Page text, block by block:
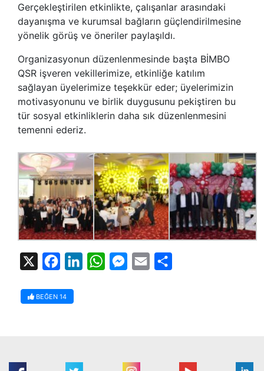
Gerçekleştirilen etkinlikte, çalışanlar arasındaki
dayanışma ve kurumsal bağların güçlendirilmesine
yönelik görüş ve öneriler paylaşıldı.
Organizasyonun düzenlenmesinde başta BİMBO
QSR işveren vekillerimize, etkinliğe katılım
sağlayan üyelerimize teşekkür eder; üyelerimizin
motivasyonunu ve birlik duygusunu pekiştiren bu
tür sosyal etkinliklerin daha sık düzenlenmesini
temenni ederiz.
FacebookLinkedInWhatsAppMessenger
Email
BEĞEN 14